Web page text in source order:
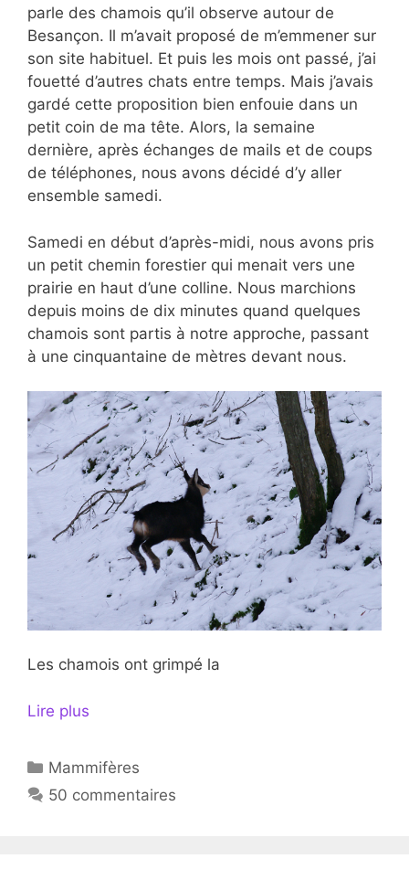
parle des chamois qu’il observe autour de
Besançon. Il m’avait proposé de m’emmener sur
son site habituel. Et puis les mois ont passé, j’ai
fouetté d’autres chats entre temps. Mais j’avais
gardé cette proposition bien enfouie dans un
petit coin de ma tête. Alors, la semaine
dernière, après échanges de mails et de coups
de téléphones, nous avons décidé d’y aller
ensemble samedi.
Samedi en début d’après-midi, nous avons pris
un petit chemin forestier qui menait vers une
prairie en haut d’une colline. Nous marchions
depuis moins de dix minutes quand quelques
chamois sont partis à notre approche, passant
à une cinquantaine de mètres devant nous.
Les chamois ont grimpé la
Lire plus
Catégories
Mammifères
50 commentaires